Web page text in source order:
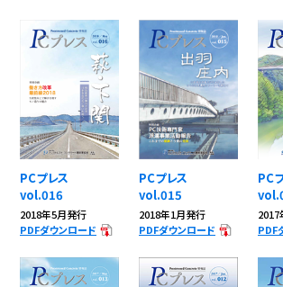
PCプレス
vol.016
2018年5月発行
PDFダウンロード
PCプレス
vol.015
2018年1月発行
PDFダウンロード
PC
2017
PDF